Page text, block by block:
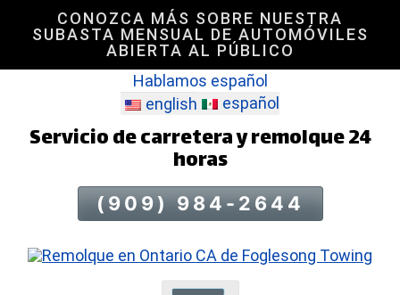
Saltar
contenido
página
CONOZCA MÁS SOBRE NUESTRA
SUBASTA MENSUAL DE AUTOMÓVILES
ABIERTA AL PÚBLICO
Hablamos español
english
español
Servicio de carretera y remolque 24
horas
(909) 984-2644